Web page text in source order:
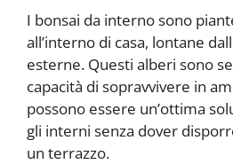
I bonsai da interno sono
all’interno di casa, lontane
esterne. Questi alberi sono
capacità di sopravvivere in
possono essere un’ottima
gli interni senza dover
un terrazzo.